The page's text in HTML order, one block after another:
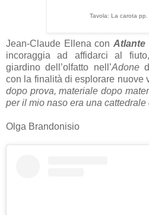
Tavola: La carota
Jean-Claude Ellena conAtlante
incoraggia ad affidarci al
giardino dell’olfatto nell’Adone
con la finalità di esplorare nuove
dopo prova, materiale dopo
per il mio naso era una cattedrale
Olga Brandonisio